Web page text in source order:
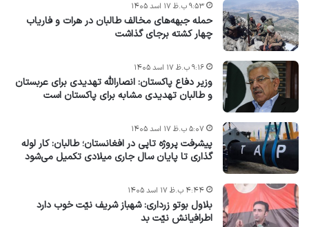
حمله جبهه‌های مخالف طالبان در هرات و فاریاب
چهار کشته برجای گذاشت
۹:۵۳ ب.ظ ۱۷ اسد ۱۴۰۵
وزیر دفاع پاکستان: انصارالله تهدیدی برای عربستان
و طالبان تهدیدی مشابه برای پاکستان است
۹:۱۶ ب.ظ ۱۷ اسد ۱۴۰۵
پیشرفت پروژه‌ تاپی در افغانستان؛ طالبان: کار لوله
گذاری تا پایان سال جاری میلادی تکمیل می‌شود
۵:۰۷ ب.ظ ۱۷ اسد ۱۴۰۵
بلاول بوتو زرداری: شهباز شریف نیّت خوب دارد
اطرافیانش نیّت بد
۴:۴۴ ب.ظ ۱۷ اسد ۱۴۰۵